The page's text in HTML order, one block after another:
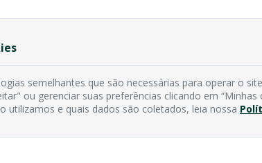
semelhantes que são necessárias para operar o
ou gerenciar suas preferências clicando em
utilizamos e quais dados são coletados, leia nossa